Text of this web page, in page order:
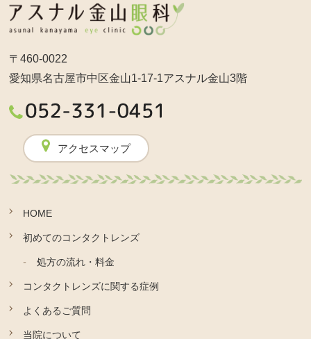
〒460-0022
愛知県名古屋市中区金山1-17-1アスナル金山3階
アクセスマップ
HOME
初めてのコンタクトレンズ
処方の流れ・料金
コンタクトレンズに関する症例
よくあるご質問
当院について